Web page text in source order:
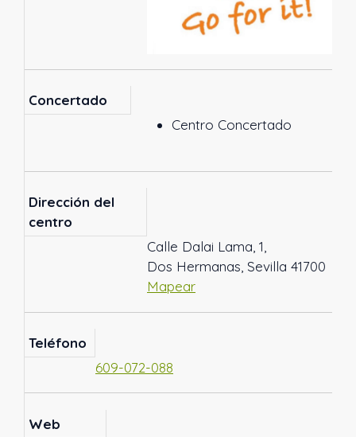
Concertado
Centro Concertado
Dirección del
centro
Calle Dalai Lama, 1,
Dos Hermanas, Sevilla 41700
Mapear
Teléfono
609-072-088
Web